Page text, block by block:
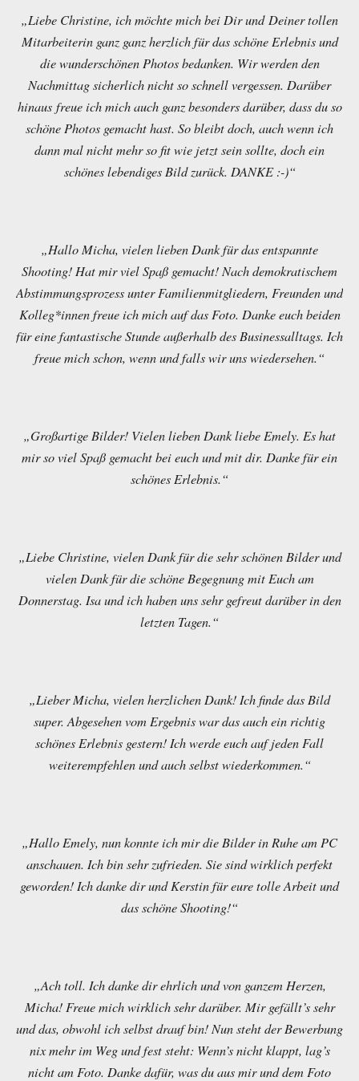
„Liebe Christine, ich möchte mich bei Dir und Deiner tollen
Mitarbeiterin ganz ganz herzlich für das schöne Erlebnis und
die wunderschönen Photos bedanken. Wir werden den
Nachmittag sicherlich nicht so schnell vergessen. Darüber
hinaus freue ich mich auch ganz besonders darüber, dass du so
schöne Photos gemacht hast. So bleibt doch, auch wenn ich
dann mal nicht mehr so fit wie jetzt sein sollte, doch ein
schönes lebendiges Bild zurück. DANKE :-)“
„Hallo Micha, vielen lieben Dank für das entspannte
Shooting! Hat mir viel Spaß gemacht! Nach demokratischem
Abstimmungsprozess unter Familienmitgliedern, Freunden und
Kolleg*innen freue ich mich auf das Foto. Danke euch beiden
für eine fantastische Stunde außerhalb des Businessalltags. Ich
freue mich schon, wenn und falls wir uns wiedersehen.“
„Großartige Bilder! Vielen lieben Dank liebe Emely. Es hat
mir so viel Spaß gemacht bei euch und mit dir. Danke für ein
schönes Erlebnis.“
„Liebe Christine, vielen Dank für die sehr schönen Bilder und
vielen Dank für die schöne Begegnung mit Euch am
Donnerstag. Isa und ich haben uns sehr gefreut darüber in den
letzten Tagen.“
„Lieber Micha, vielen herzlichen Dank! Ich finde das Bild
super. Abgesehen vom Ergebnis war das auch ein richtig
schönes Erlebnis gestern! Ich werde euch auf jeden Fall
weiterempfehlen und auch selbst wiederkommen.“
„Hallo Emely, nun konnte ich mir die Bilder in Ruhe am PC
anschauen. Ich bin sehr zufrieden. Sie sind wirklich perfekt
geworden! Ich danke dir und Kerstin für eure tolle Arbeit und
das schöne Shooting!“
„Ach toll. Ich danke dir ehrlich und von ganzem Herzen,
Micha! Freue mich wirklich sehr darüber. Mir gefällt’s sehr
und das, obwohl ich selbst drauf bin! Nun steht der Bewerbung
nix mehr im Weg und fest steht: Wenn’s nicht klappt, lag’s
nicht am Foto. Danke dafür, was du aus mir und dem Foto